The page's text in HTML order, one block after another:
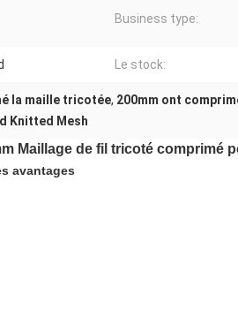
Business type:
Le stock:
la maille tricotée, 200mm ont
Knitted Mesh
Maillage de fil tricoté comprimé
avantages